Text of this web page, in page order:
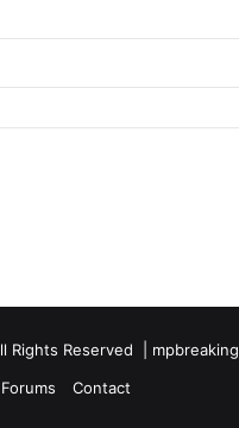
Rights Reserved | mpbreaking
Forums Contact